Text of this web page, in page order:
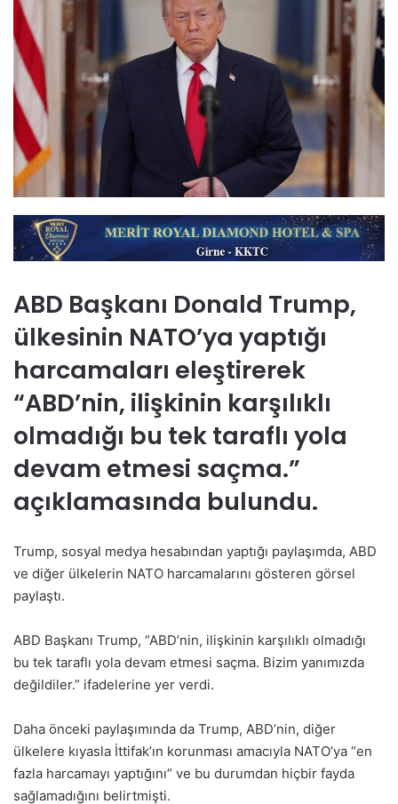
ABD Başkanı Donald Trump,
ülkesinin NATO’ya yaptığı
harcamaları eleştirerek
“ABD’nin, ilişkinin karşılıklı
olmadığı bu tek taraflı yola
devam etmesi saçma.”
açıklamasında bulundu.
Trump, sosyal medya hesabından yaptığı paylaşımda, ABD
ve diğer ülkelerin NATO harcamalarını gösteren görsel
paylaştı.
ABD Başkanı Trump, “ABD’nin, ilişkinin karşılıklı olmadığı
bu tek taraflı yola devam etmesi saçma. Bizim yanımızda
değildiler.” ifadelerine yer verdi.
Daha önceki paylaşımında da Trump, ABD’nin, diğer
ülkelere kıyasla İttifak’ın korunması amacıyla NATO’ya “en
fazla harcamayı yaptığını” ve bu durumdan hiçbir fayda
sağlamadığını belirtmişti.